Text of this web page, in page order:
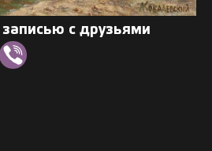
записью с друзьями